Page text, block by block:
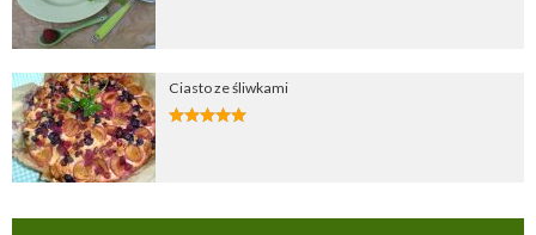
Ciasto ze śliwkami